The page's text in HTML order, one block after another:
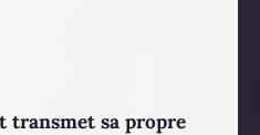
transmet sa propre